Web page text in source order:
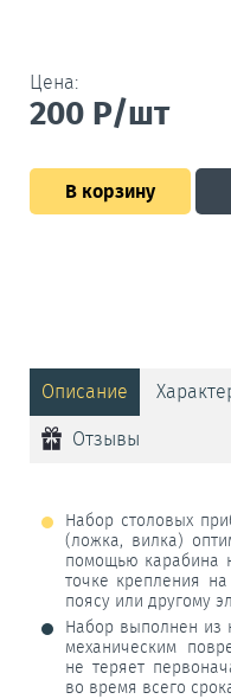
Цена:
200 Р/шт
В корзину
Описание
Отзывы
Набор столовых
(ложка, вилка)
помощью карабина
точке крепления
поясу или другому
Набор выполнен из
механическим
не теряет
во время всего